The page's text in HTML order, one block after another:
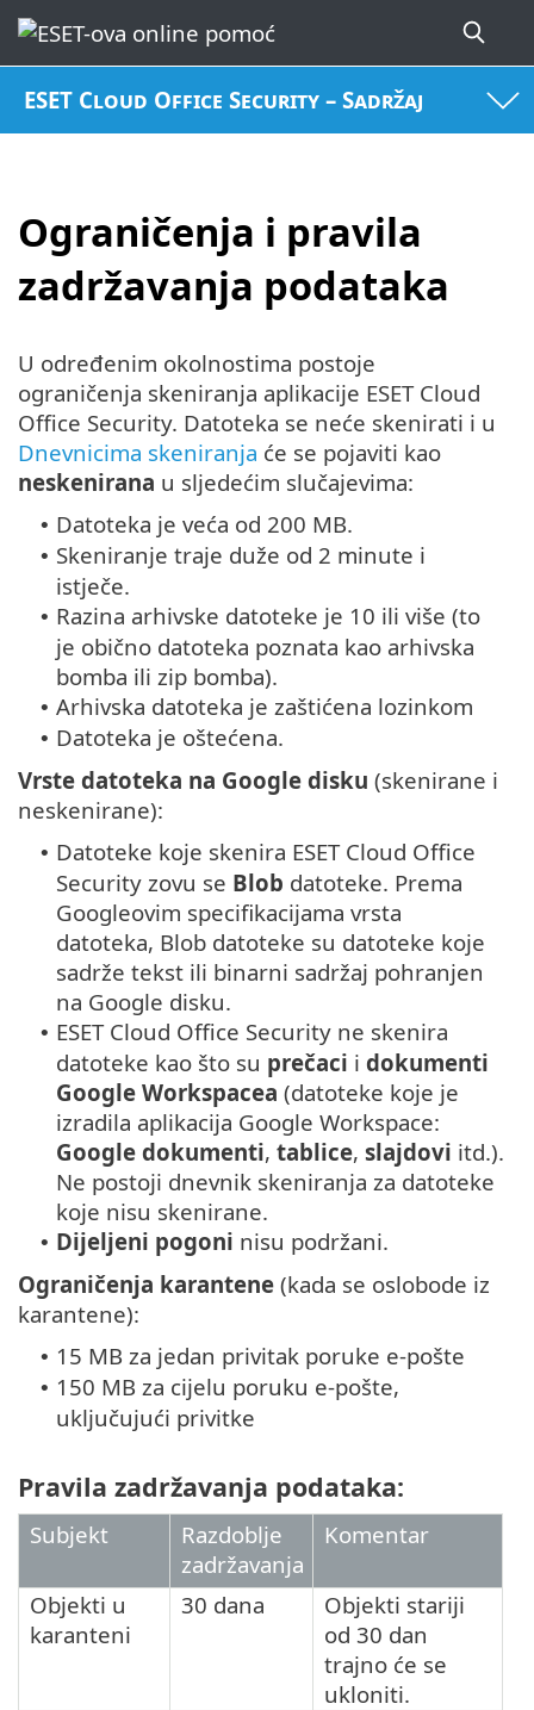
ESET Cloud Office Security – Sadržaj
Ograničenja i pravila
zadržavanja podataka
U određenim okolnostima postoje
ograničenja skeniranja aplikacije ESET Cloud
Office Security. Datoteka se neće skenirati i u
Dnevnicima skeniranja će se pojaviti kao
neskenirana u sljedećim slučajevima:
• Datoteka je veća od 200 MB.
• Skeniranje traje duže od 2 minute i
istječe.
• Razina arhivske datoteke je 10 ili više (to
je obično datoteka poznata kao arhivska
bomba ili zip bomba).
• Arhivska datoteka je zaštićena lozinkom
• Datoteka je oštećena.
Vrste datoteka na Google disku (skenirane i
neskenirane):
• Datoteke koje skenira ESET Cloud Office
Security zovu se Blob datoteke. Prema
Googleovim specifikacijama vrsta
datoteka, Blob datoteke su datoteke koje
sadrže tekst ili binarni sadržaj pohranjen
na Google disku.
• ESET Cloud Office Security ne skenira
datoteke kao što su prečaci i dokumenti
Google Workspacea (datoteke koje je
izradila aplikacija Google Workspace:
Google dokumenti, tablice, slajdovi itd.).
Ne postoji dnevnik skeniranja za datoteke
koje nisu skenirane.
• Dijeljeni pogoni nisu podržani.
Ograničenja karantene (kada se oslobode iz
karantene):
• 15 MB za jedan privitak poruke e-pošte
• 150 MB za cijelu poruku e-pošte,
uključujući privitke
Pravila zadržavanja podataka:
Subjekt
Razdoblje
zadržavanja
Komentar
Objekti u
karanteni
30 dana
Objekti stariji
od 30 dan
trajno će se
ukloniti.